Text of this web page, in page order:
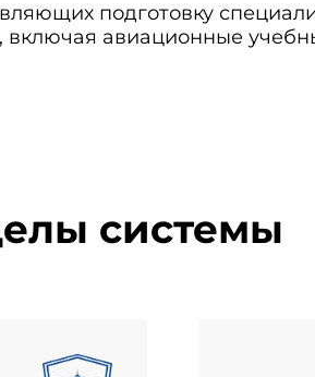
подготовку
включая авиационные
системы